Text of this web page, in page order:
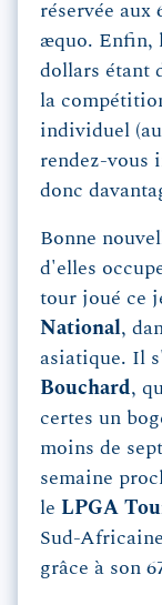
réservée aux
æquo. Enfin,
dollars étant
la
individuel
rendez-vous
donc
Bonne
d'elles
tour joué ce
National,
asiatique. Il
Bouchard,
certes un
moins de
semaine
le LPGA
Sud-Africaine
grâce à son